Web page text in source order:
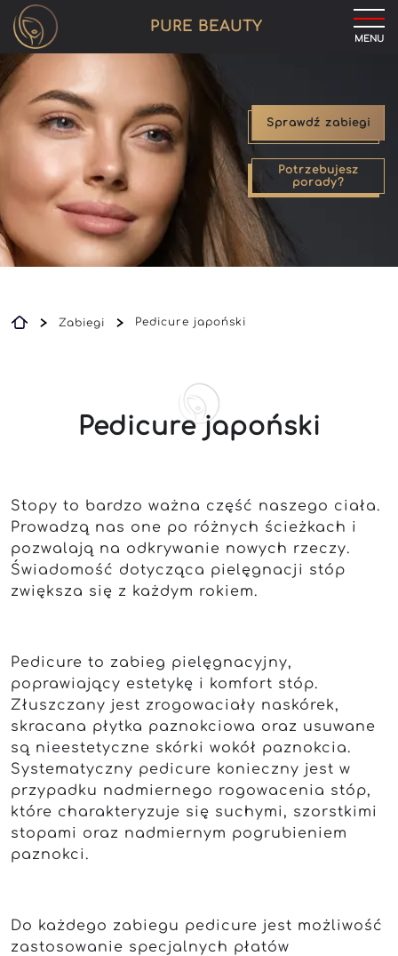
Sprawdź zabiegi
Potrzebujesz
porady?
MENU
PURE BEAUTY
Zabiegi Pedicure japoński
Pedicure japoński
Stopy to bardzo ważna część naszego ciała.
Prowadzą nas one po różnych ścieżkach i
pozwalają na odkrywanie nowych rzeczy.
Świadomość dotycząca pielęgnacji stóp
zwiększa się z każdym rokiem.
Pedicure to zabieg pielęgnacyjny,
poprawiający estetykę i komfort stóp.
Złuszczany jest zrogowaciały naskórek,
skracana płytka paznokciowa oraz usuwane
są nieestetyczne skórki wokół paznokcia.
Systematyczny pedicure konieczny jest w
przypadku nadmiernego rogowacenia stóp,
które charakteryzuje się suchymi, szorstkimi
stopami oraz nadmiernym pogrubieniem
paznokci.
Do każdego zabiegu pedicure jest możliwość
zastosowanie specjalnych płatów